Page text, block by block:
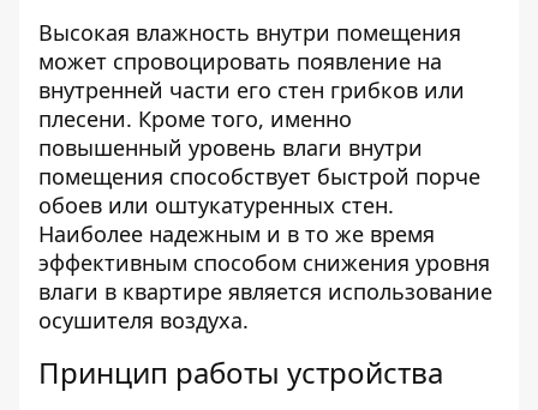
Высокая влажность внутри помещения
может спровоцировать появление на
внутренней части его стен грибков или
плесени. Кроме того, именно
повышенный уровень влаги внутри
помещения способствует быстрой порче
обоев или оштукатуренных стен.
Наиболее надежным и в то же время
эффективным способом снижения уровня
влаги в квартире является использование
осушителя воздуха.
Принцип работы устройства